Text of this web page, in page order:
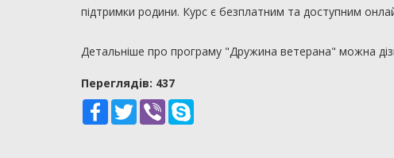
підтримки родини. Курс є безплатним та доступним
Детальніше про програму "Дружина ветерана" можна
Переглядiв: 437
Facebook
TwitterViber